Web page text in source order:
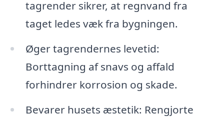
tagrender sikrer, at regnvand fra
taget ledes væk fra bygningen.
Øger tagrendernes levetid:
Borttagning af snavs og affald
forhindrer korrosion og skade.
Bevarer husets æstetik: Rengjorte